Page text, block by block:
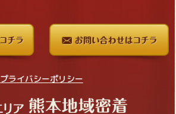
プライバシーポリシー